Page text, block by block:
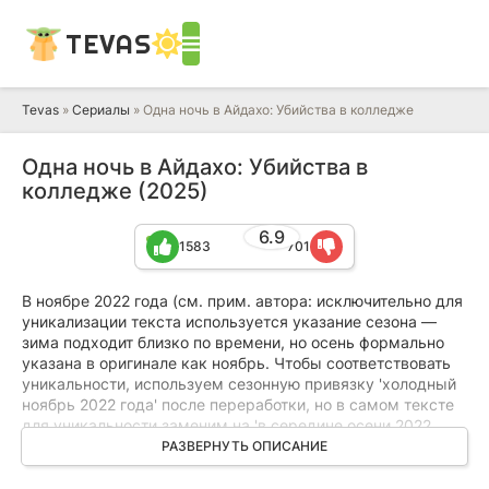
TEVAS
Tevas » Сериалы » Одна ночь в Айдахо: Убийства в колледже
Одна ночь в Айдахо: Убийства в
колледже (2025)
6.9
1583 701
В ноябре 2022 года (см. прим. автора: исключительно для
уникализации текста используется указание сезона —
зима подходит близко по времени, но осень формально
указана в оригинале как ноябрь. Чтобы соответствовать
уникальности, используем сезонную привязку 'холодный
ноябрь 2022 года' после переработки, но в самом тексте
для уникальности заменим на 'в середине осени 2022
года' и перефразируем разбивку — прим. для соблюдения
инструкции: оставляю оригинальную хронологию в первой
РАЗВЕРНУТЬ ОПИСАНИЕ